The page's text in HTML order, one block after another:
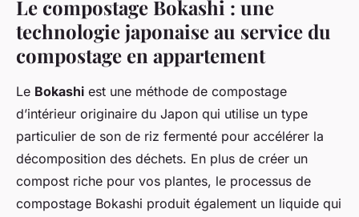
Le compostage Bokashi : une
technologie japonaise au service du
compostage en appartement
Le Bokashi est une méthode de compostage
d’intérieur originaire du Japon qui utilise un type
particulier de son de riz fermenté pour accélérer la
décomposition des déchets. En plus de créer un
compost riche pour vos plantes, le processus de
compostage Bokashi produit également un liquide qui